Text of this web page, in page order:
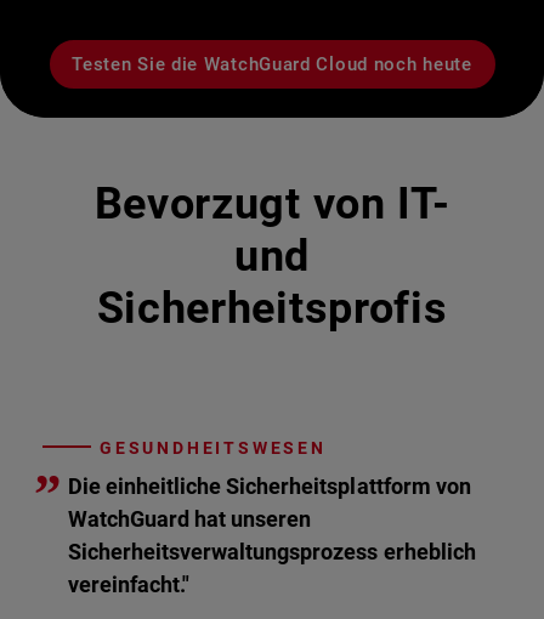
Testen Sie die WatchGuard Cloud noch heute
Bevorzugt von IT-
und
Sicherheitsprofis
GESUNDHEITSWESEN
” Die einheitliche Sicherheitsplattform von
WatchGuard hat unseren
Sicherheitsverwaltungsprozess erheblich
vereinfacht."